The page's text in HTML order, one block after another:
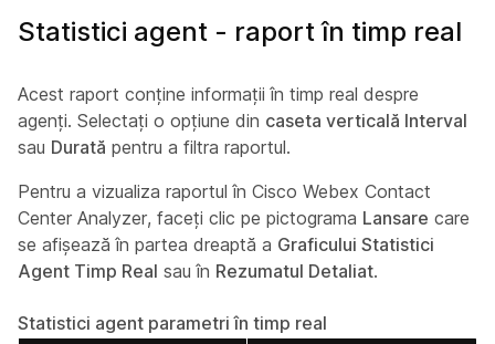
Statistici agent - raport în timp real
Acest raport conține informații în timp real despre
agenți. Selectați o opțiune din caseta verticală Interval
sau Durată pentru a filtra raportul.
Pentru a vizualiza raportul în Cisco Webex Contact
Center Analyzer, faceți clic pe pictograma Lansare care
se afișează în partea dreaptă a Graficului Statistici
Agent Timp Real sau în Rezumatul Detaliat.
Statistici agent parametri în timp real